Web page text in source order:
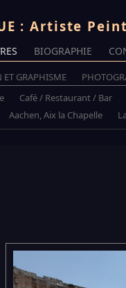
: Artiste
BIOGRAPHIE
ET GRAPHISME
Café / Restaurant / Bar
Aachen, Aix la Chapelle